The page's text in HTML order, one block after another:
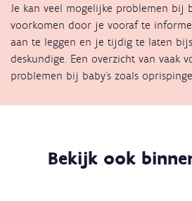
Je kan veel mogelijke problemen bij
voorkomen door je vooraf te
aan te leggen en je tijdig te laten
deskundige. Een overzicht van vaak
problemen bij baby's zoals
Bekijk ook